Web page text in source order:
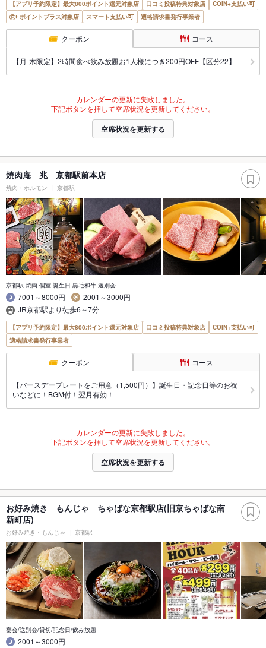
【アプリ予約限定】最大800ポイント還元対象店 口コミ投稿特典対象店
COIN+支払い可
ポイントプラス対象店
スマート支払い可 適格請求書発行事業者
クーポン コース
【月‐木限定】2時間食べ飲み放題お1人様につき200円OFF【区分22】
カレンダーの更新に失敗しました。
下記ボタンを押して空席状況を更新してください。
空席状況を更新する
焼肉庵 兆 京都駅前本店
焼肉・ホルモン 京都駅
京都駅 焼肉 個室 誕生日 黒毛和牛 送別会
7001～8000円
2001～3000円
JR京都駅より徒歩6～7分
【アプリ予約限定】最大800ポイント還元対象店 口コミ投稿特典対象店
COIN+支払い可
適格請求書発行事業者
クーポン コース
【バースデープレートをご用意（1,500円）】誕生日・記念日等のお祝
いなどに！BGM付！翌月有効！
カレンダーの更新に失敗しました。
下記ボタンを押して空席状況を更新してください。
空席状況を更新する
お好み焼き もんじゃ ちゃばな京都駅店(旧京ちゃばな南
新町店)
お好み焼き・もんじゃ 京都駅
宴会/送別会/貸切/記念日/飲み放題
2001～3000円